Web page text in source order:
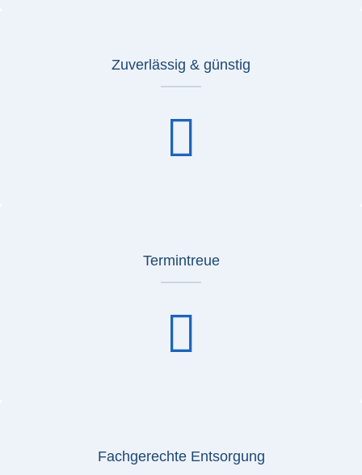
Zuverlässig & günstig
Termintreue
Fachgerechte Entsorgung